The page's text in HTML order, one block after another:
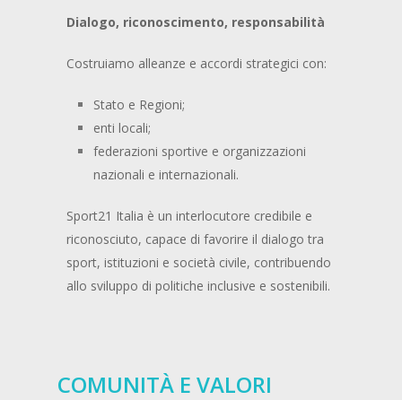
Dialogo, riconoscimento, responsabilità
Costruiamo alleanze e accordi strategici con:
Stato e Regioni;
enti locali;
federazioni sportive e organizzazioni
nazionali e internazionali.
Sport21 Italia è un interlocutore credibile e
riconosciuto, capace di favorire il dialogo tra
sport, istituzioni e società civile, contribuendo
allo sviluppo di politiche inclusive e sostenibili.
COMUNITÀ E VALORI